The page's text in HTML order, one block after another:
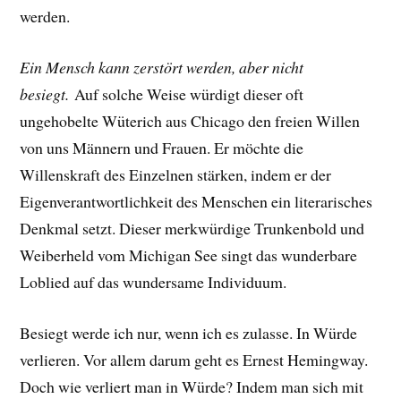
werden.
Ein Mensch kann zerstört werden, aber nicht
besiegt. Auf solche Weise würdigt dieser oft
ungehobelte Wüterich aus Chicago den freien Willen
von uns Männern und Frauen. Er möchte die
Willenskraft des Einzelnen stärken, indem er der
Eigenverantwortlichkeit des Menschen ein literarisches
Denkmal setzt. Dieser merkwürdige Trunkenbold und
Weiberheld vom Michigan See singt das wunderbare
Loblied auf das wundersame Individuum.
Besiegt werde ich nur, wenn ich es zulasse. In Würde
verlieren. Vor allem darum geht es Ernest Hemingway.
Doch wie verliert man in Würde?Indem man sich mit